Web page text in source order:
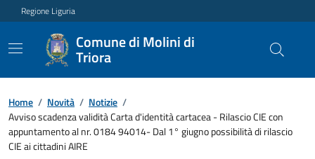
Regione Liguria
Comune di Molini di
Triora
Home / Novità / Notizie /
Avviso scadenza validità Carta d'identità cartacea - Rilascio CIE con
appuntamento al nr. 0184 94014- Dal 1° giugno possibilità di rilascio
CIE ai cittadini AIRE